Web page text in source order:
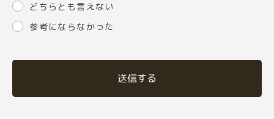
どちらとも言えない
参考にならなかった
送信する